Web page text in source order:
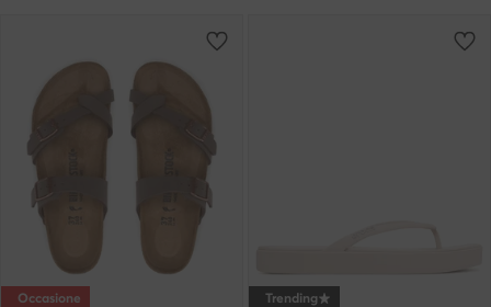
Occasione Trending